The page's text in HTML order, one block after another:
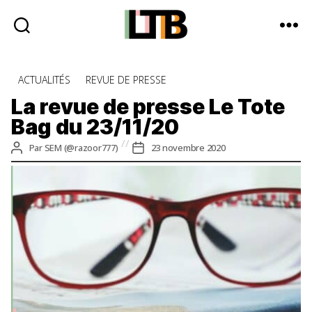
Bag
-
Média
d'information
quotidienne
Catégories
ACTUALITÉS REVUE DE PRESSE
La revue de presse Le Tote
Bag du 23/11/20
Auteur
de
ParSEM (@razoor777)
Date
de
23 novembre 2020